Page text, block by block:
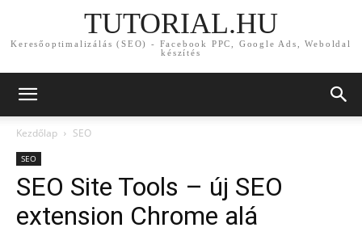
TUTORIAL.HU
Keresőoptimalizálás (SEO) - Facebook PPC, Google Ads, Weboldal
készítés
Kezdőlap SEO
SEO
SEO Site Tools – új SEO
extension Chrome alá